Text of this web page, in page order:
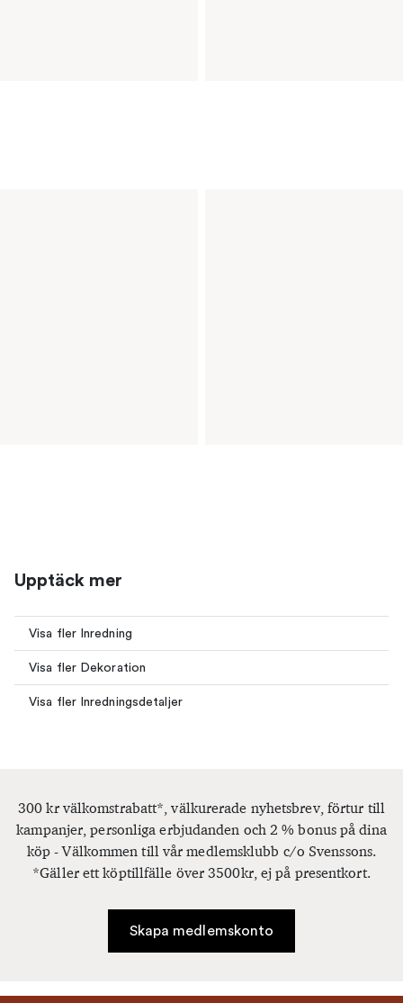
Upptäck mer
Visa fler Inredning
Visa fler Dekoration
Visa fler Inredningsdetaljer
300 kr välkomstrabatt*, välkurerade nyhetsbrev, förtur till
kampanjer, personliga erbjudanden och 2 % bonus på dina
köp - Välkommen till vår medlemsklubb c/o Svenssons.
*Gäller ett köptillfälle över 3500kr, ej på presentkort.
Skapa medlemskonto